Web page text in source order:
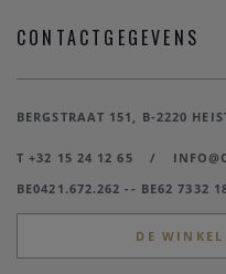
CONTACTGEGEVENS
BERGSTRAAT 151, B-2220
T +32 15 24 12 65 /
BE0421.672.262 -- BE62 7332
DE